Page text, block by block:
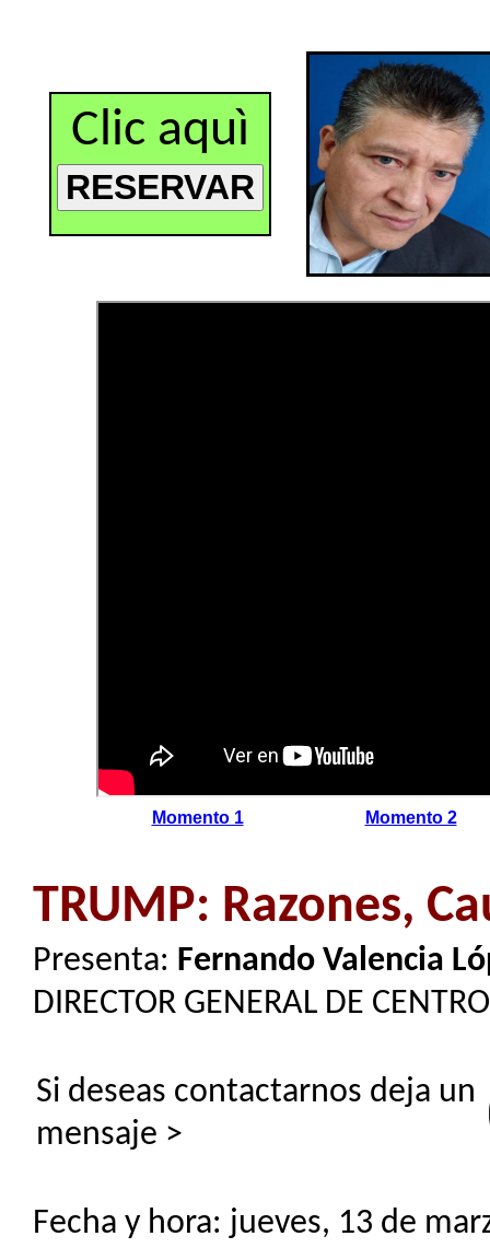
Clic aquì
Momento 1 Momento 2
TRUMP: Razones,
Presenta: Fernando Valencia
DIRECTOR GENERAL DE
Si deseas contactarnos deja un
mensaje >
Fecha y hora: jueves, 13 de